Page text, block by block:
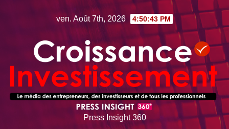
ven. Août 7th, 2026 4:50:44 PM
Press Insight 360